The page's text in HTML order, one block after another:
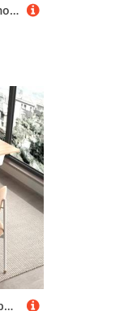
Klappbarer Servierwagen – mobiles Lagerregal mit Universalrädern und Bremse für Hotellobby-Club – vielseitiger Leinenwagen für einfachen Transport und Nisierung
NNJN Servierwagen mit klappbarer Tischplatte, 120x46(70) x91 cm, weiß, mit Rollen und austauschbaren Holzbeinen, ideal für Küche und Esszimmer